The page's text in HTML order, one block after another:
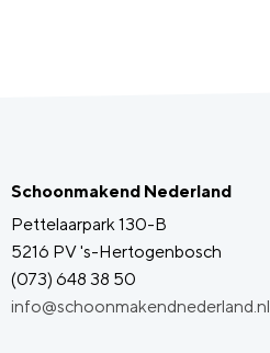
Schoonmakend Nederland
Pettelaarpark 130-B
5216 PV 's-Hertogenbosch
(073) 648 38 50
info@schoonmakendnederland.nl